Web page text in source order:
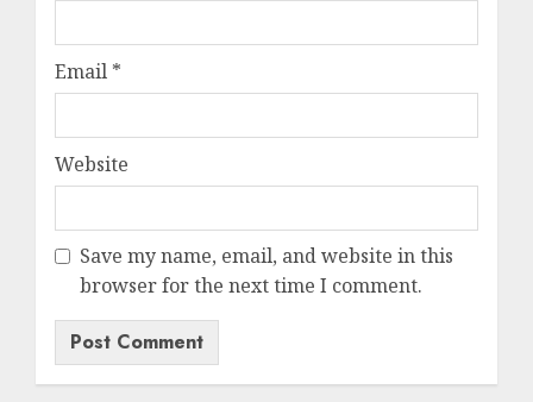
Email *
Website
Save my name, email, and website in this
browser for the next time I comment.